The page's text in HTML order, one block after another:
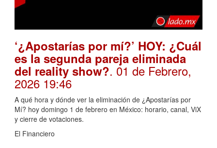
‘¿Apostarías por mí?’ HOY: ¿Cuál
es la segunda pareja eliminada
del reality show?. 01 de Febrero,
2026 19:46
A qué hora y dónde ver la eliminación de ¿Apostarías por
Mí? hoy domingo 1 de febrero en México: horario, canal, ViX
y cierre de votaciones.
El Financiero